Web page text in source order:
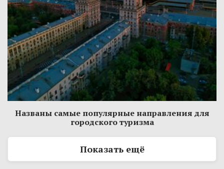
Названы самые популярные направления для
городского туризма
Показать ещё